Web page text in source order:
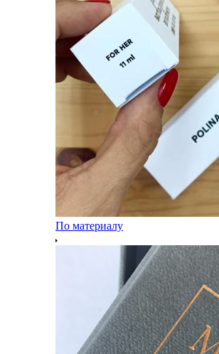
По материалу